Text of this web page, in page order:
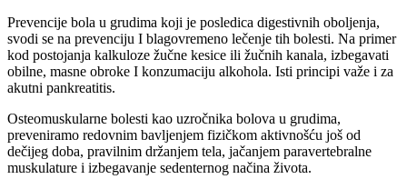
Prevencije bola u grudima koji je posledica digestivnih oboljenja,
svodi se na prevenciju I blagovremeno lečenje tih bolesti. Na primer
kod postojanja kalkuloze žučne kesice ili žučnih kanala, izbegavati
obilne, masne obroke I konzumaciju alkohola. Isti principi važe i za
akutni pankreatitis.
Osteomuskularne bolesti kao uzročnika bolova u grudima,
preveniramo redovnim bavljenjem fizičkom aktivnošću još od
dečijeg doba, pravilnim držanjem tela, jačanjem paravertebralne
muskulature i izbegavanje sedenternog načina života.